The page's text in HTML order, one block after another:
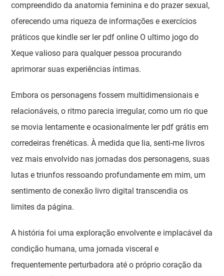
compreendido da anatomia feminina e do prazer sexual,
oferecendo uma riqueza de informações e exercícios
práticos que kindle ser ler pdf online O ultimo jogo do
Xeque valioso para qualquer pessoa procurando
aprimorar suas experiências íntimas.
Embora os personagens fossem multidimensionais e
relacionáveis, o ritmo parecia irregular, como um rio que
se movia lentamente e ocasionalmente ler pdf grátis em
corredeiras frenéticas. À medida que lia, senti-me livros
vez mais envolvido nas jornadas dos personagens, suas
lutas e triunfos ressoando profundamente em mim, um
sentimento de conexão livro digital transcendia os
limites da página.
A história foi uma exploração envolvente e implacável da
condição humana, uma jornada visceral e
frequentemente perturbadora até o próprio coração da